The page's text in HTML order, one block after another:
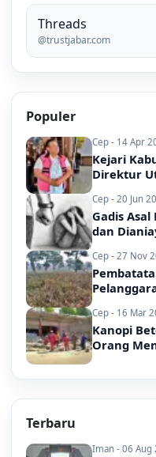
Threads
@trustjabar.com
Populer
Cep - 14 Apr
Kejari
Direktur
Cep - 20 Jun
Gadis
dan
Cep - 27 Nov
Cep - 16 Mar
Kanopi
Orang
Terbaru
Iman - 06 Aug